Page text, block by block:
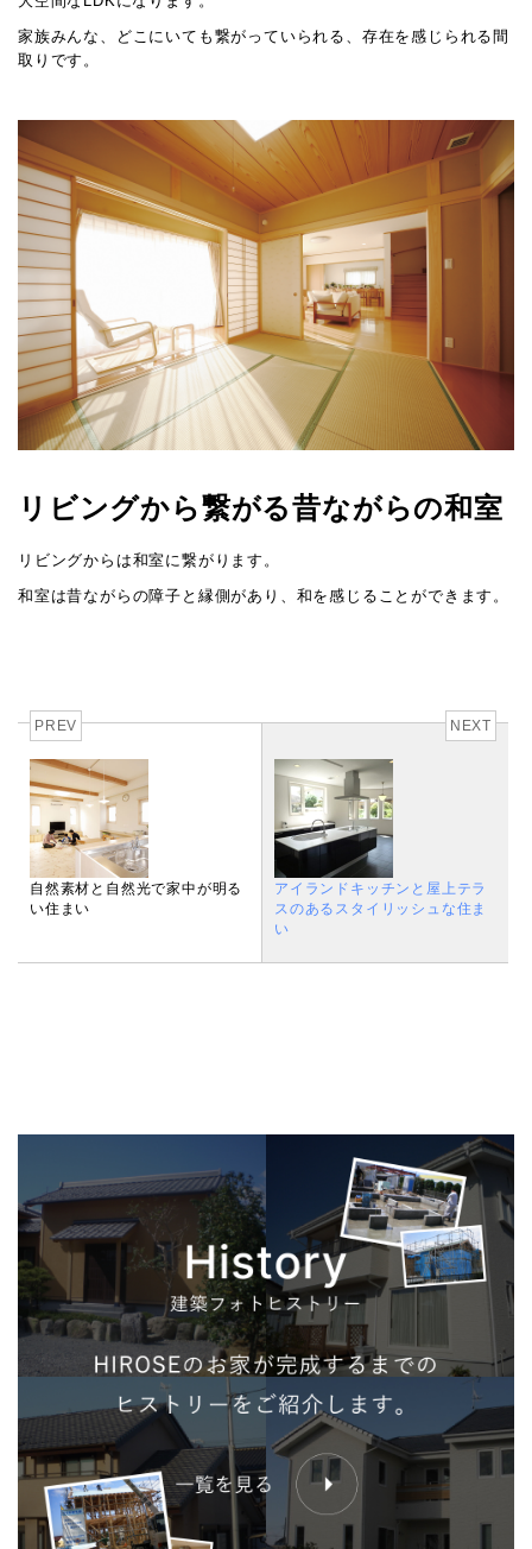
家族みんな、どこにいても繋がっていられる、存在を感じられる間
取りです。
リビングから繋がる昔ながらの和室
リビングからは和室に繋がります。
和室は昔ながらの障子と縁側があり、和を感じることができます。
PREV
自然素材と自然光で家中が明る
い住まい
NEXT
アイランドキッチンと屋上テラ
スのあるスタイリッシュな住ま
い